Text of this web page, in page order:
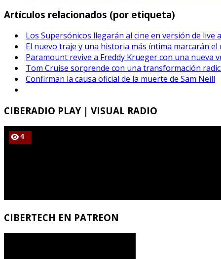
Artículos relacionados (por etiqueta)
Los Supersónicos llegarán al cine en versión de live
El nuevo traje y una historia más íntima marcarán
Paramount revive a Freddy Krueger con una nueva
Tom Cruise sorprende con una transformación
Confirman la causa oficial de la muerte de Sam Neill
CIBERADIO PLAY | VISUAL RADIO
CIBERTECH EN PATREON